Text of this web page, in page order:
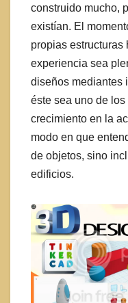
construido mucho,
existían. El
propias estructuras
experiencia sea
diseños mediantes
éste sea uno de
crecimiento en la
modo en que
de objetos, sino
edificios.